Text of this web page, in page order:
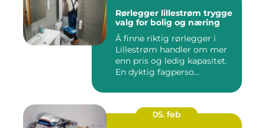
Rørlegger lillestrøm trygge
valg for bolig og næring
Å finne riktig rørlegger i
Lillestrøm handler om mer
enn pris og ledig kapasitet.
En dyktig fagperso...
05. feb